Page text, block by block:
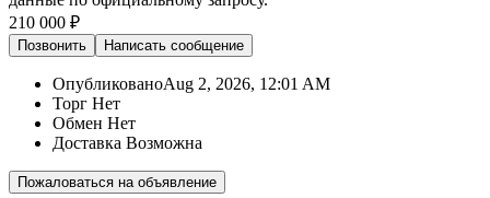
210 000 ₽
Позвонить Написать сообщение
ОпубликованоAug 2, 2026, 12:01 AM
Торг Нет
Обмен Нет
Доставка Возможна
Пожаловаться на объявление